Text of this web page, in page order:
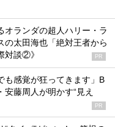
オランダの超人ハリー・ラ
の太田海也「絶対王者から
対談②》
PR
も感覚が狂ってきます」B
安藤周人が明かす“見え
PR